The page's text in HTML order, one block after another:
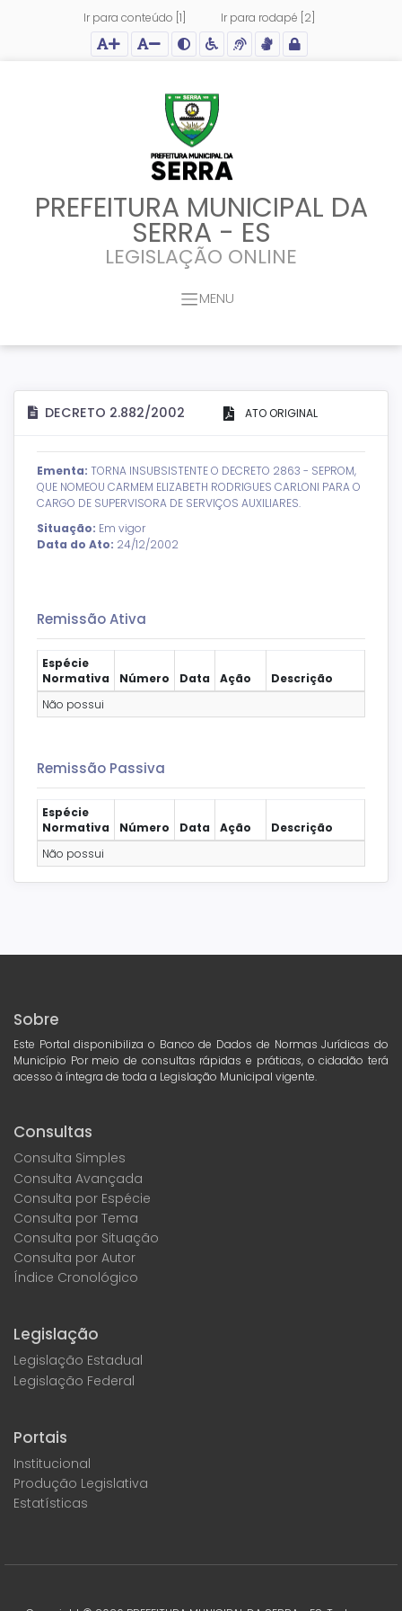
Ir para conteúdo [1] Ir para rodapé [2]
Ação para aumentar tamanho da fonte do site
Ação para diminuir tamanho da fonte do site
Ação para aplicar auto contraste no site
Acessar página sobre acessibilidade do site
Acessar página sobre NVDA - Leitor de Tela
Acessar página sobre VLibras - Tradutor de
Acessar Intranet
PREFEITURA MUNICIPAL DA
SERRA - ES
LEGISLAÇÃO ONLINE
MENU
DECRETO 2.882/2002 ATO ORIGINAL
Ementa: TORNA INSUBSISTENTE O DECRETO 2863 - SEPROM,
QUE NOMEOU CARMEM ELIZABETH RODRIGUES CARLONI PARA O
CARGO DE SUPERVISORA DE SERVIÇOS AUXILIARES.
Situação: Em vigor
Data do Ato: 24/12/2002
Remissão Ativa
Espécie
Normativa
Número Data Ação
Descrição
Não possui
Remissão Passiva
Espécie
Normativa
Número Data Ação
Descrição
Não possui
Sobre
Este Portal disponibiliza o Banco de Dados de Normas Jurídicas do
Município Por meio de consultas rápidas e práticas, o cidadão terá
acesso à íntegra de toda a Legislação Municipal vigente.
Consultas
Consulta Simples
Consulta Avançada
Consulta por Espécie
Consulta por Tema
Consulta por Situação
Consulta por Autor
Índice Cronológico
Legislação
Legislação Estadual
Legislação Federal
Portais
Institucional
Produção Legislativa
Estatísticas